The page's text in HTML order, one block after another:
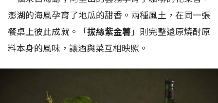
澎湖的海風孕育了地瓜的甜香。兩種風土，在同一張
餐桌上彼此成就。「拔絲紫金薯」則完整還原燒酎原
料本身的風味，讓酒與菜互相映照。